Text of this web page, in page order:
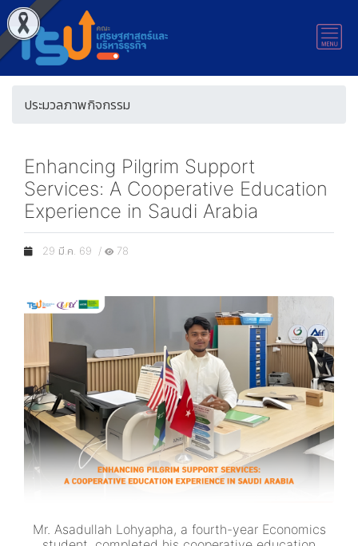
ประมวลภาพกิจกรรม
Enhancing Pilgrim Support
Services: A Cooperative Education
Experience in Saudi Arabia
29 มี.ค. 69 / 78
Mr. Asadullah Lohyapha, a fourth-year Economics